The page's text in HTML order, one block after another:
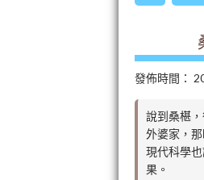
發佈時間：
說到桑椹
外婆家，
現代科學
果。